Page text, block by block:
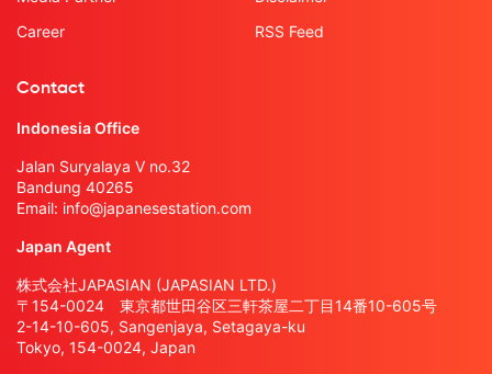
Career
RSS Feed
Contact
Indonesia Office
Jalan Suryalaya V no.32
Bandung 40265
Email: info@japanesestation.com
Japan Agent
株式会社JAPASIAN (JAPASIAN LTD.)
〒154-0024 東京都世田谷区三軒茶屋二丁目14番10-605号
2-14-10-605, Sangenjaya, Setagaya-ku
Tokyo, 154-0024, Japan